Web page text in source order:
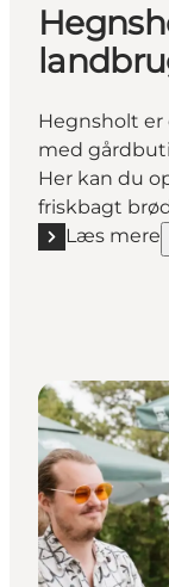
Hegnsholt er
med
Her kan du
friskbagt
Læs mere
Læs mere